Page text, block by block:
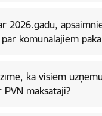
2026.gadu,
par komunālajiem
ka visiem
maksātāji?